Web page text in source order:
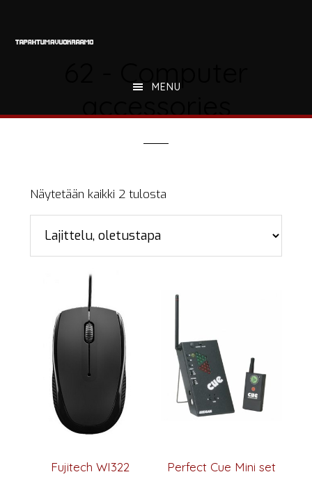
sivupalkkiin
MENU
accessories
Näytetään kaikki 2 tulosta
Fujitech WI322 Perfect Cue Mini set